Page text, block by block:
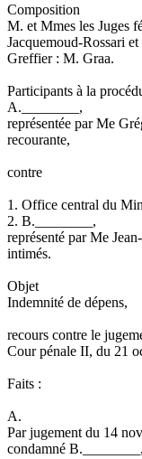
Composition
M. et Mmes les Juges
Jacquemoud-Rossari
Greffier : M. Graa.
Participants à la
A.________,
représentée par Me
recourante,
contre
1. Office central du
2. B.________,
représenté par Me
intimés.
Objet
Indemnité de dépens,
recours contre le
Cour pénale II, du 21
Faits :
A.
Par jugement du 14
condamné